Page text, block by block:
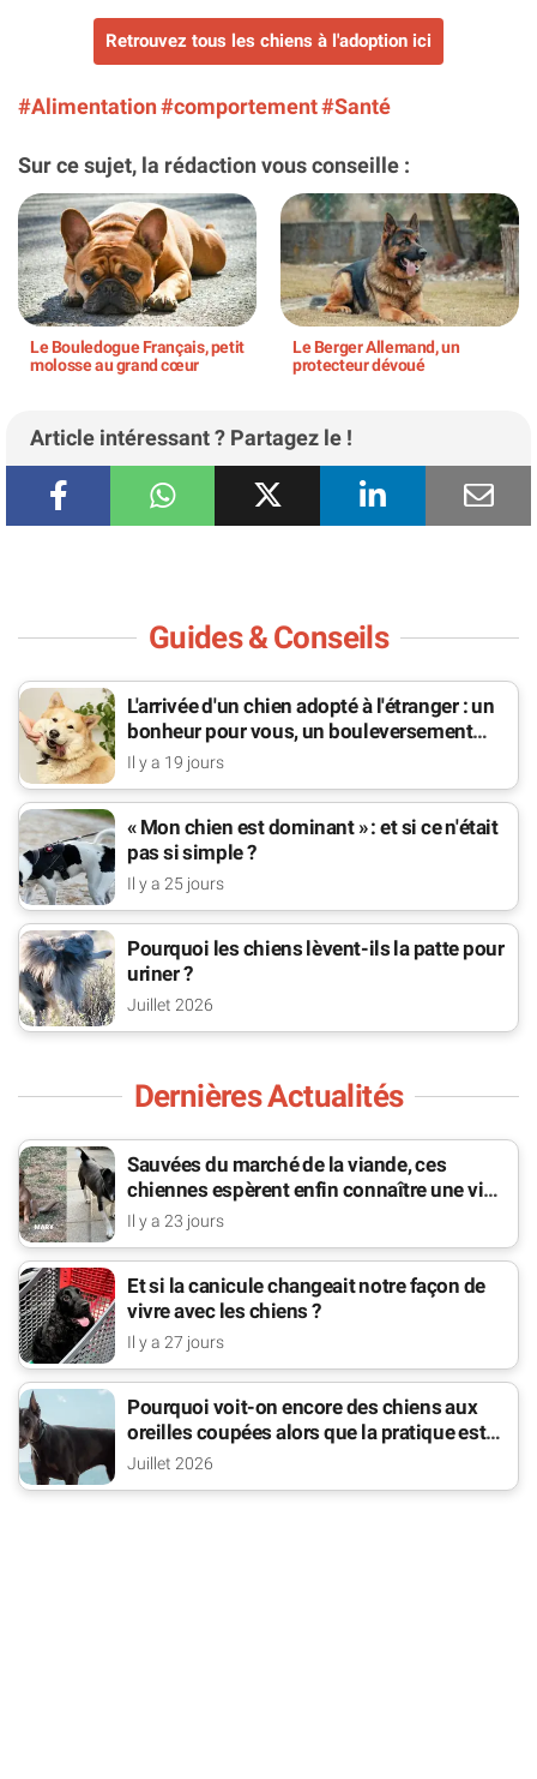
Retrouvez tous les chiens à l'adoption ici
#Alimentation#comportement#Santé
Sur ce sujet, la rédaction vous conseille :
Le Bouledogue Français, petit
molosse au grand cœur
Le Berger Allemand, un
protecteur dévoué
Article intéressant ? Partagez le !
Guides & Conseils
L'arrivée d'un chien adopté à l'étranger : un
bonheur pour vous, un bouleversement
pour lui
Il y a 19 jours
« Mon chien est dominant » : et si ce n'était
pas si simple ?
Il y a 25 jours
Pourquoi les chiens lèvent-ils la patte pour
uriner ?
Juillet 2026
Dernières Actualités
Sauvées du marché de la viande, ces
chiennes espèrent enfin connaître une vie
de famille
Il y a 23 jours
Et si la canicule changeait notre façon de
vivre avec les chiens ?
Il y a 27 jours
Pourquoi voit-on encore des chiens aux
oreilles coupées alors que la pratique est
interdite ?
Juillet 2026